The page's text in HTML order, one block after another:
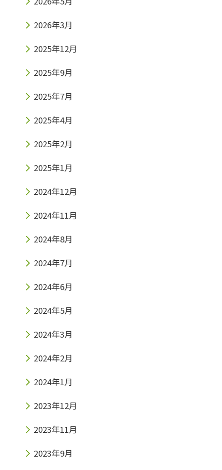
2026年3月
2025年12月
2025年9月
2025年7月
2025年4月
2025年2月
2025年1月
2024年12月
2024年11月
2024年8月
2024年7月
2024年6月
2024年5月
2024年3月
2024年2月
2024年1月
2023年12月
2023年11月
2023年9月